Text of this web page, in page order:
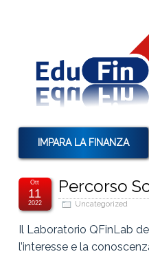
IMPARA LA FINANZA
Percorso
Uncategorized
Ott
11
2022
Il Laboratorio QFinLab
l’interesse e la